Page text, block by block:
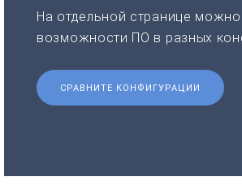
На отдельной странице
возможности ПО в разных
СРАВНИТЕ КОНФИГУРАЦИИ